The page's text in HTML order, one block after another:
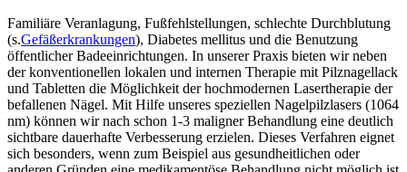
Familiäre Veranlagung, Fußfehlstellungen, schlechte Durchblutung
(s.Gefäßerkrankungen), Diabetes mellitus und die Benutzung
öffentlicher Badeeinrichtungen. In unserer Praxis bieten wir neben
der konventionellen lokalen und internen Therapie mit Pilznagellack
und Tabletten die Möglichkeit der hochmodernen Lasertherapie der
befallenen Nägel. Mit Hilfe unseres speziellen Nagelpilzlasers (1064
nm) können wir nach schon 1-3 maligner Behandlung eine deutlich
sichtbare dauerhafte Verbesserung erzielen. Dieses Verfahren eignet
sich besonders, wenn zum Beispiel aus gesundheitlichen oder